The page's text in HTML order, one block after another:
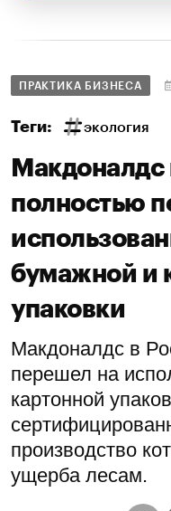
ПРАКТИКА БИЗНЕСА
Теги: экология
Макдоналдс
полностью
бумажной и
упаковки
Макдоналдс в
перешел на
картонной
производство
ущерба лесам.